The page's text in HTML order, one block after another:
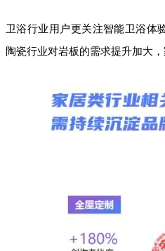
卫浴行业用户更关注智能卫浴体
陶瓷行业对岩板的需求提升加大